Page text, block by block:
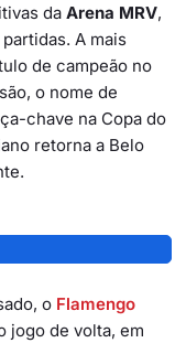
da Arena MRV,
A mais
de campeão no
o nome de
chave na Copa do
retorna a Belo
o Flamengo
jogo de volta, em